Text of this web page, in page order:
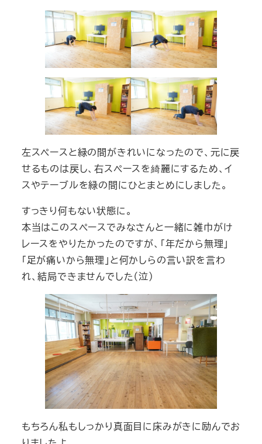
左スペースと緑の間がきれいになったので、元に戻
せるものは戻し、右スペースを綺麗にするため、イ
スやテーブルを緑の間にひとまとめにしました。
すっきり何もない状態に。
本当はこのスペースでみなさんと一緒に雑巾がけ
レースをやりたかったのですが、「年だから無理」
「足が痛いから無理」と何かしらの言い訳を言わ
れ、結局できませんでした（泣）
もちろん私もしっかり真面目に床みがきに励んでお